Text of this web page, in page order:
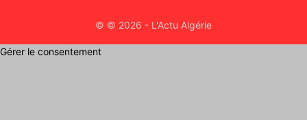
© © 2026 - L'Actu Algérie
Gérer le consentement